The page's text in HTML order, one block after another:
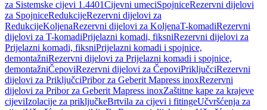
za Sistemske cijevi 1.4401Cijevni umeciSpojniceRezervni dijelovi
za SpojniceRedukcijeRezervni dijelovi za
RedukcijeKoljenaRezervni dijelovi za KoljenaT-komadiRezervni
dijelovi za T-komadiPrijelazni komadi, fiksniRezervni dijelovi za
Prijelazni komadi, fiksniPrijelazni komadi i spojnice,
demontažniRezervni dijelovi za Prijelazni komadi i spojnice,
demontažniČepoviRezervni dijelovi za ČepoviPriključciRezervni
dijelovi za PriključciPribor za Geberit Mapress inoxRezervni
dijelovi za Pribor za Geberit Mapress inoxZaštitne kape za krajeve
cijeviIzolacije za priključkeBrtvila za cijevi i fitingeUčvršćenja za